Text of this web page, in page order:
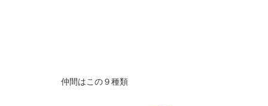
仲間はこの９種類